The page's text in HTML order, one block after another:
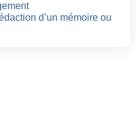
d’un mémoire ou